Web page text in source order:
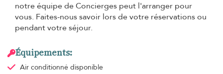
notre équipe de Concierges peut l'arranger pour
vous. Faites-nous savoir lors de votre réservations ou
pendant votre séjour.
Équipements:
Air conditionné disponible